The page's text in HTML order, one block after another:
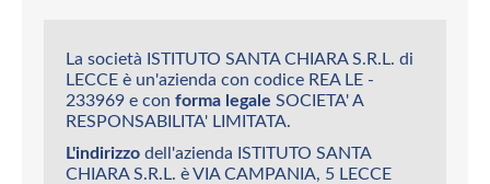
La società ISTITUTO SANTA CHIARA S.R.L. di
LECCE è un'azienda con codice REA LE -
233969 e con forma legale SOCIETA' A
RESPONSABILITA' LIMITATA.
L'indirizzo dell'azienda ISTITUTO SANTA
CHIARA S.R.L. è VIA CAMPANIA, 5 LECCE